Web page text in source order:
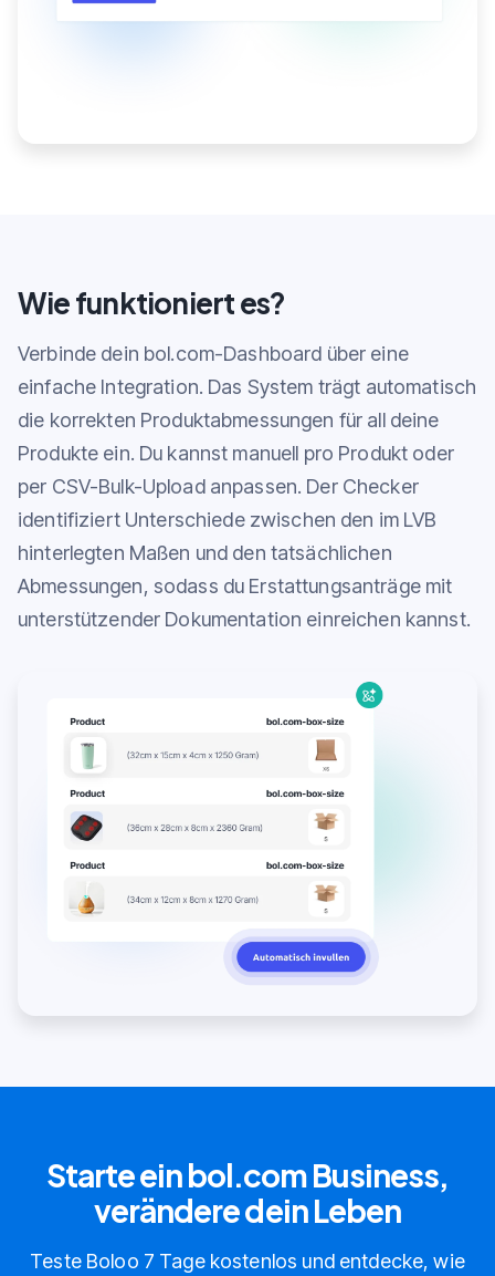
Wie funktioniert es?
Verbinde dein bol.com-Dashboard über eine
einfache Integration. Das System trägt automatisch
die korrekten Produktabmessungen für all deine
Produkte ein. Du kannst manuell pro Produkt oder
per CSV-Bulk-Upload anpassen. Der Checker
identifiziert Unterschiede zwischen den im LVB
hinterlegten Maßen und den tatsächlichen
Abmessungen, sodass du Erstattungsanträge mit
unterstützender Dokumentation einreichen kannst.
Starte ein bol.com Business,
verändere dein Leben
Teste Boloo 7 Tage kostenlos und entdecke, wie